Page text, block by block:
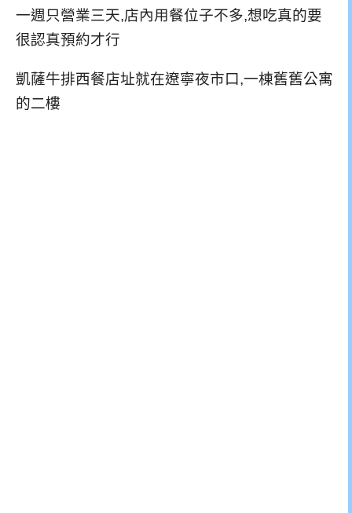
一週只營業三天,店內用餐位子不多,想吃真的要
很認真預約才行
凱薩牛排西餐店址就在遼寧夜市口,一棟舊舊公寓
的二樓